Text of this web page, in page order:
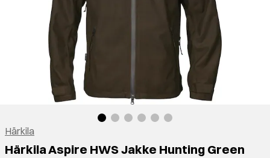
Härkila
Härkila Aspire HWS Jakke Hunting Green